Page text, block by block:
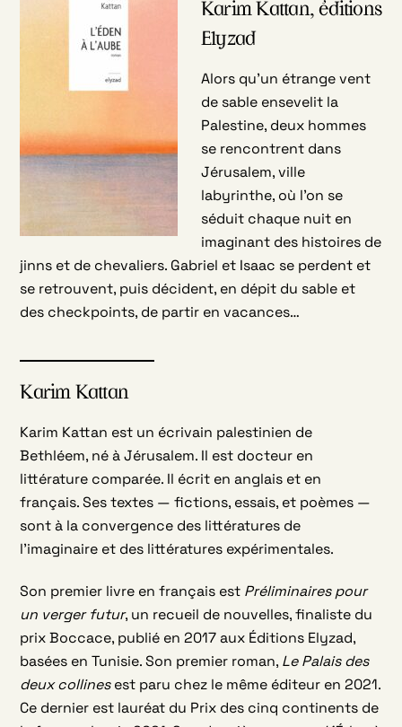
Karim Kattan, éditions
Elyzad
Alors qu’un étrange vent
de sable ensevelit la
Palestine, deux hommes
se rencontrent dans
Jérusalem, ville
labyrinthe, où l’on se
séduit chaque nuit en
imaginant des histoires de
jinns et de chevaliers. Gabriel et Isaac se perdent et
se retrouvent, puis décident, en dépit du sable et
des checkpoints, de partir en vacances…
Karim Kattan
Karim Kattan est un écrivain palestinien de
Bethléem, né à Jérusalem. Il est docteur en
littérature comparée. Il écrit en anglais et en
français. Ses textes — fictions, essais, et poèmes —
sont à la convergence des littératures de
l’imaginaire et des littératures expérimentales.
Son premier livre en français est Préliminaires pour
un verger futur, un recueil de nouvelles, finaliste du
prix Boccace, publié en 2017 aux Éditions Elyzad,
basées en Tunisie. Son premier roman, Le Palais des
deux collinesest paru chez le même éditeur en 2021.
Ce dernier est lauréat du Prix des cinq continents de